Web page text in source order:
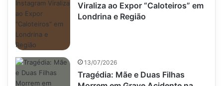
Viraliza ao Expor “Caloteiros” em
Londrina e Região
13/07/2026
Tragédia: Mãe e Duas Filhas